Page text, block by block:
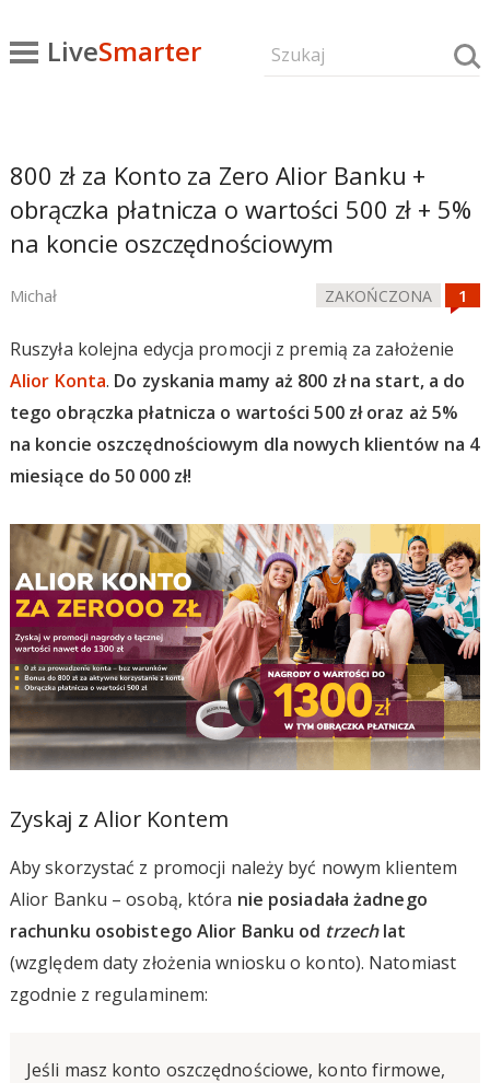
LiveSmarter
800 zł za Konto za Zero Alior Banku +
obrączka płatnicza o wartości 500 zł + 5%
na koncie oszczędnościowym
Michał ZAKOŃCZONA
Ruszyła kolejna edycja promocji z premią za założenie
Alior Konta. Do zyskania mamy aż 800 zł na start, a do
tego obrączka płatnicza o wartości 500 zł oraz aż 5%
na koncie oszczędnościowym dla nowych klientów na 4
miesiące do 50 000 zł!
Zyskaj z Alior Kontem
Aby skorzystać z promocji należy być nowym klientem
Alior Banku – osobą, która nie posiadała żadnego
rachunku osobistego Alior Banku od trzechlat
(względem daty złożenia wniosku o konto). Natomiast
zgodnie z regulaminem:
Jeśli masz konto oszczędnościowe, konto firmowe,